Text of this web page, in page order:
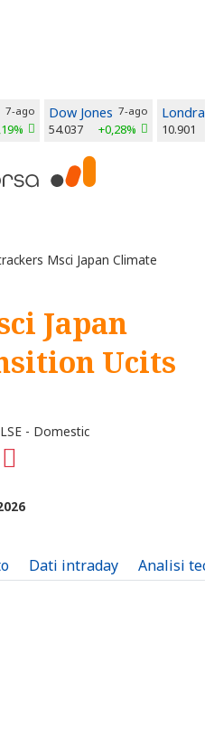
7-ago Dow Jones 7-ago
54.037 +0,28%
Londra
10.901
Msci Japan Climate
Japan
Ucits
- Domestic
Dati intraday Analisi